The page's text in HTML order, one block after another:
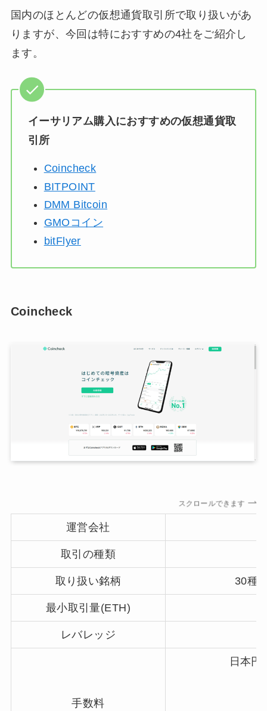
国内のほとんどの仮想通貨取引所で取り扱いがあ
りますが、今回は特におすすめの4社をご紹介し
ます。
イーサリアム購入におすすめの仮想通貨取
引所
Coincheck
BITPOINT
DMM Bitcoin
GMOコイン
bitFlyer
Coincheck
スクロールできます
運営会社
取引の種類
取り扱い銘柄 30種
最小取引量(ETH)
レバレッジ
手数料
日本円